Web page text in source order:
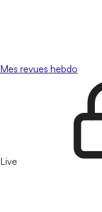
Mes revues hebdo
Live